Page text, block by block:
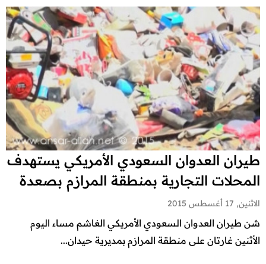
طيران العدوان السعودي الأمريكي يستهدف
المحلات التجارية بمنطقة المرازم بصعدة
الاثنين, 17 أغسطس 2015
شن طيران العدوان السعودي الأمريكي الغاشم مساء اليوم
الأثنين غارتان على منطقة المرازم بمديرية حيدان...